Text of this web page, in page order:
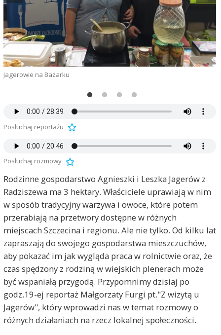
Jagerowie na Bazarku
Posłuchaj reportażu
Posłuchaj rozmowy
Rodzinne gospodarstwo Agnieszki i Leszka Jagerów z
Radziszewa ma 3 hektary. Właściciele uprawiają w nim
w sposób tradycyjny warzywa i owoce, które potem
przerabiają na przetwory dostępne w różnych
miejscach Szczecina i regionu. Ale nie tylko. Od kilku lat
zapraszają do swojego gospodarstwa mieszczuchów,
aby pokazać im jak wygląda praca w rolnictwie oraz, że
czas spędzony z rodziną w wiejskich plenerach może
być wspaniałą przygodą. Przypomnimy dzisiaj po
godz.19-ej reportaż Małgorzaty Furgi pt."Z wizytą u
Jagerów", który wprowadzi nas w temat rozmowy o
różnych działaniach na rzecz lokalnej społeczności.